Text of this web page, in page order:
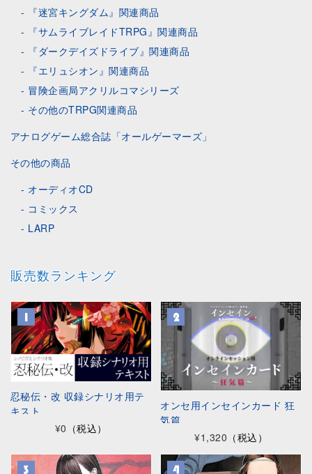
『迷宮キングダム』関連商品
『サムライブレイドTRPG』関連商品
『ダークデイズドライブ』関連商品
『エリュシオン』関連商品
冒険企画局アクリルコマシリーズ
その他のTRPG関連商品
アナログゲーム総合誌「オールゲーマーズ」
その他の商品
オーディオCD
コミックス
LARP
販売数ランキング
忍秘伝・改 収録シナリオ用テ
キスト
¥0 （税込）
オンセ用インセインカード 狂
気篇
¥1,320 （税込）